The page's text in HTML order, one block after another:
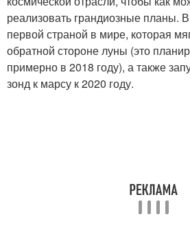
реализовать грандиозные планы. В
первой страной в мире, которая
обратной стороне луны (это
примерно в 2018 году), а также
зонд к марсу к 2020 году.